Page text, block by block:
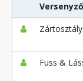
Versenyző
Fuss &